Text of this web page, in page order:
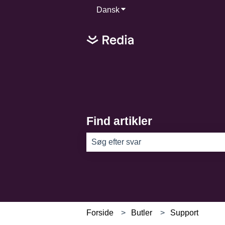
DanskVis undermenu for
Find artikler
Forside Butler Support